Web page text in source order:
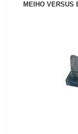
MEIHO VERSUS